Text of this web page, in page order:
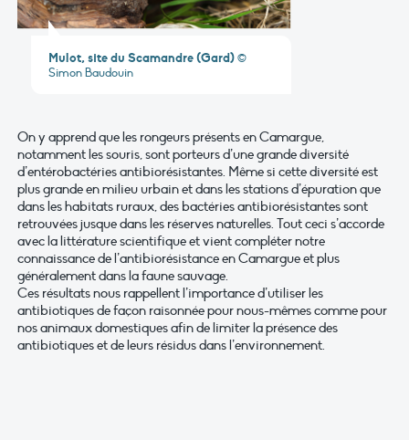
Mulot, site du Scamandre (Gard)©
Simon Baudouin
On y apprend que les rongeurs présents en Camargue,
notamment les souris, sont porteurs d’une grande diversité
d’entérobactéries antibiorésistantes. Même si cette diversité est
plus grande en milieu urbain et dans les stations d’épuration que
dans les habitats ruraux, des bactéries antibiorésistantes sont
retrouvées jusque dans les réserves naturelles. Tout ceci s’accorde
avec la littérature scientifique et vient compléter notre
connaissance de l’antibiorésistance en Camargue et plus
généralement dans la faune sauvage.
Ces résultats nous rappellent l’importance d’utiliser les
antibiotiques de façon raisonnée pour nous-mêmes comme pour
nos animaux domestiques afin de limiter la présence des
antibiotiques et de leurs résidus dans l’environnement.